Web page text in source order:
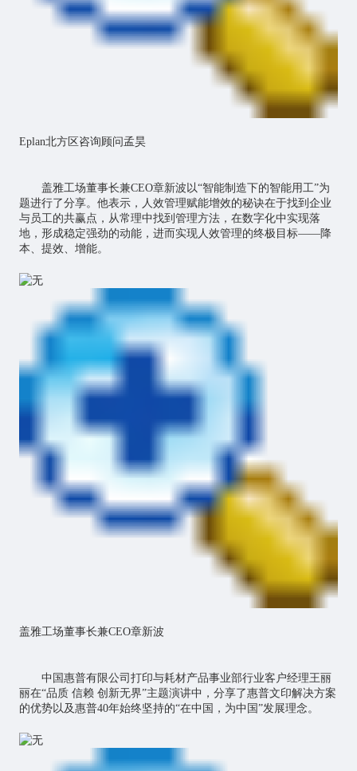
Eplan北方区咨询顾问孟昊
盖雅工场董事长兼CEO章新波以“智能制造下的智能用工”为
题进行了分享。他表示，人效管理赋能增效的秘诀在于找到企业
与员工的共赢点，从常理中找到管理方法，在数字化中实现落
地，形成稳定强劲的动能，进而实现人效管理的终极目标——降
本、提效、增能。
盖雅工场董事长兼CEO章新波
中国惠普有限公司打印与耗材产品事业部行业客户经理王丽
丽在“品质 信赖 创新无界”主题演讲中，分享了惠普文印解决方案
的优势以及惠普40年始终坚持的“在中国，为中国”发展理念。